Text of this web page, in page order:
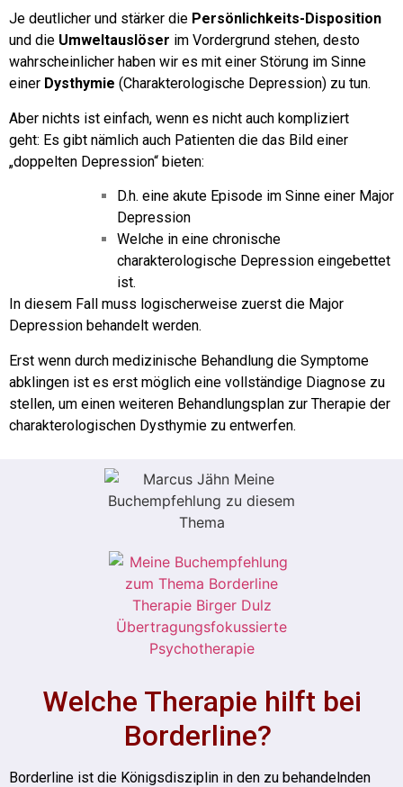
Je deutlicher und stärker die Persönlichkeits-Disposition
und die Umweltauslöser im Vordergrund stehen, desto
wahrscheinlicher haben wir es mit einer Störung im Sinne
einer Dysthymie (Charakterologische Depression) zu tun.
Aber nichts ist einfach, wenn es nicht auch kompliziert
geht: Es gibt nämlich auch Patienten die das Bild einer
„doppelten Depression“ bieten:
D.h. eine akute Episode im Sinne einer Major
Depression
Welche in eine chronische
charakterologische Depression eingebettet
ist.
In diesem Fall muss logischerweise zuerst die Major
Depression behandelt werden.
Erst wenn durch medizinische Behandlung die Symptome
abklingen ist es erst möglich eine vollständige Diagnose zu
stellen, um einen weiteren Behandlungsplan zur Therapie der
charakterologischen Dysthymie zu entwerfen.
Welche Therapie hilft bei
Borderline?
Borderline ist die Königsdisziplin in den zu behandelnden